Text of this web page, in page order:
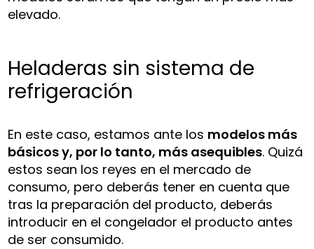
elevado.
Heladeras sin sistema de
refrigeración
En este caso, estamos ante los modelos más
básicos y, por lo tanto, más asequibles. Quizá
estos sean los reyes en el mercado de
consumo, pero deberás tener en cuenta que
tras la preparación del producto, deberás
introducir en el congelador el producto antes
de ser consumido.